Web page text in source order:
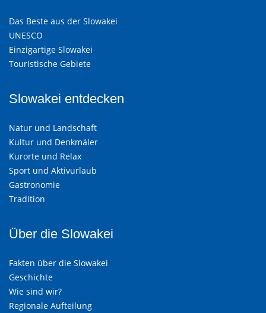
Das Beste aus der Slowakei
UNESCO
Einzigartige Slowakei
Touristische Gebiete
Slowakei entdecken
Natur und Landschaft
Kultur und Denkmäler
Kurorte und Relax
Sport und Aktivurlaub
Gastronomie
Tradition
Über die Slowakei
Fakten über die Slowakei
Geschichte
Wie sind wir?
Regionale Aufteilung